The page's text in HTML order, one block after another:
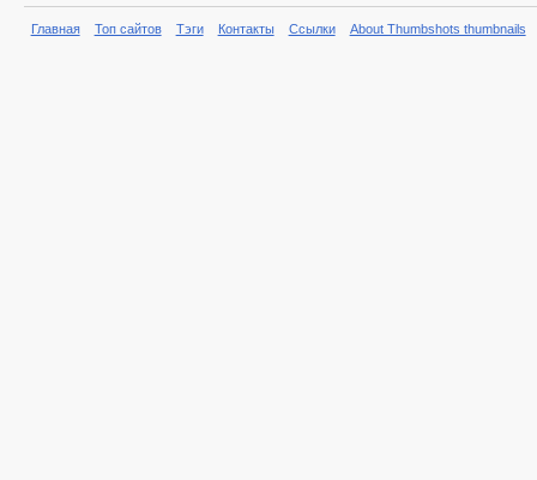
Главная Топ сайтов Тэги Контакты Ссылки About Thumbshots thumbnails